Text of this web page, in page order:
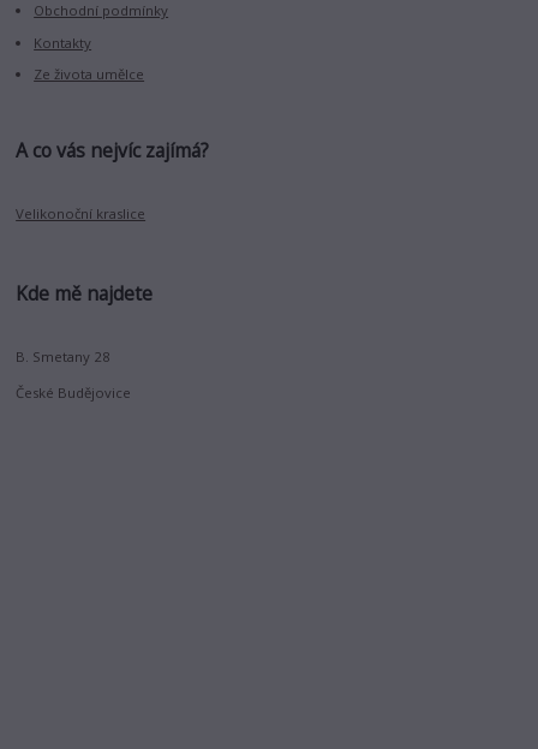
Obchodní podmínky
Kontakty
Ze života umělce
A co vás nejvíc zajímá?
Velikonoční kraslice
Kde mě najdete
B. Smetany 28
České Budějovice